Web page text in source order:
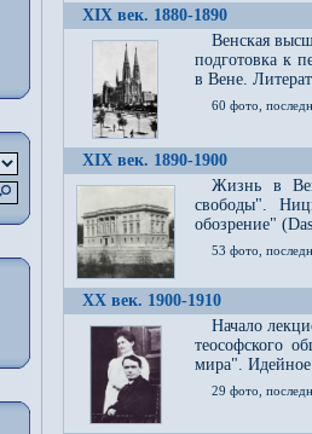
XIX век. 1880-1890
Венская
подготовка к
в Вене.
60 фото,
XIX век. 1890-1900
Жизнь в
свободы".
обозрение"
53 фото,
XX век. 1900-1910
Начало
теософского
мира". Идейное
29 фото,